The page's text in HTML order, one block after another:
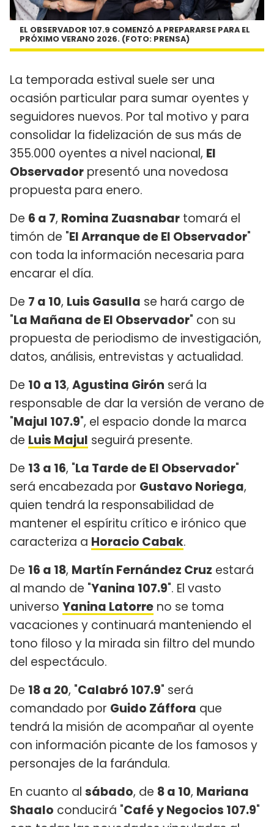
EL OBSERVADOR 107.9 COMENZÓ A PREPARARSE PARA EL
PRÓXIMO VERANO 2026. (FOTO: PRENSA)
La temporada estival suele ser una
ocasión particular para sumar oyentes y
seguidores nuevos. Por tal motivo y para
consolidar la fidelización de sus más de
355.000 oyentes a nivel nacional, El
Observador presentó una novedosa
propuesta para enero.
De 6 a 7, Romina Zuasnabar tomará el
timón de "El Arranque de El Observador"
con toda la información necesaria para
encarar el día.
De 7 a 10, Luis Gasulla se hará cargo de
"La Mañana de El Observador" con su
propuesta de periodismo de investigación,
datos, análisis, entrevistas y actualidad.
De 10 a 13, Agustina Girón será la
responsable de dar la versión de verano de
"Majul 107.9", el espacio donde la marca
de Luis Majul seguirá presente.
De 13 a 16, "La Tarde de El Observador"
será encabezada por Gustavo Noriega,
quien tendrá la responsabilidad de
mantener el espíritu crítico e irónico que
caracteriza a Horacio Cabak.
De 16 a 18, Martín Fernández Cruz estará
al mando de "Yanina 107.9". El vasto
universo Yanina Latorre no se toma
vacaciones y continuará manteniendo el
tono filoso y la mirada sin filtro del mundo
del espectáculo.
De 18 a 20, "Calabró 107.9" será
comandado por Guido Záffora que
tendrá la misión de acompañar al oyente
con información picante de los famosos y
personajes de la farándula.
En cuanto al sábado, de 8 a 10, Mariana
Shaalo conducirá "Café y Negocios 107.9"